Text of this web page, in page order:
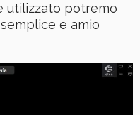
utilizzato potremo
e amio